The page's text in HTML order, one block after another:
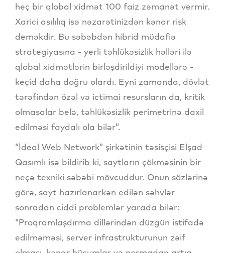
heç bir qlobal xidmət 100 faiz zəmanət vermir.
Xarici asılılıq isə nəzarətinizdən kənar risk
deməkdir. Bu səbəbdən hibrid müdafiə
strategiyasına - yerli təhlükəsizlik həlləri ilə
qlobal xidmətlərin birləşdirildiyi modellərə -
keçid daha doğru olardı. Eyni zamanda, dövlət
tərəfindən özəl və ictimai resursların da, kritik
olmasalar belə, təhlükəsizlik perimetrinə daxil
edilməsi faydalı ola bilər”.
“İdeal Web Network” şirkətinin təsisçisi Elşad
Qasımlı isə bildirib ki, saytların çökməsinin bir
neçə texniki səbəbi mövcuddur. Onun sözlərinə
görə, sayt hazırlanarkən edilən səhvlər
sonradan ciddi problemlər yarada bilər:
“Proqramlaşdırma dillərindən düzgün istifadə
edilməməsi, server infrastrukturunun zəif